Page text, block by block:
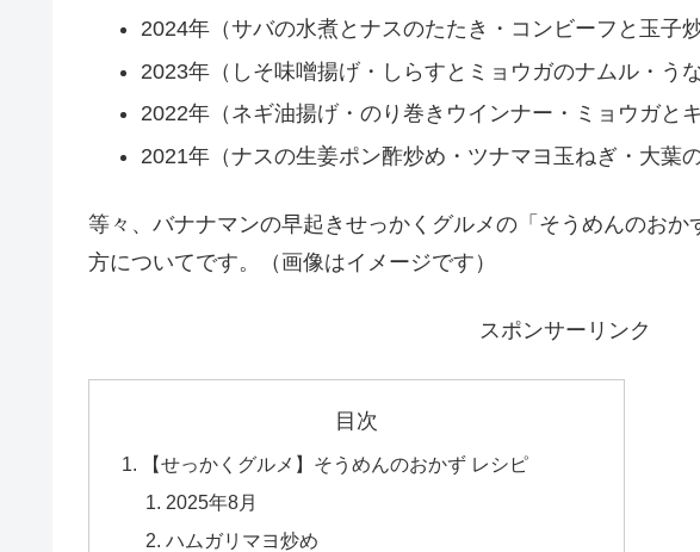
2024年（サバの水煮とナスのたたき・コンビーフと玉子
2023年（しそ味噌揚げ・しらすとミョウガのナムル・う
2022年（ネギ油揚げ・のり巻きウインナー・ミョウガと
2021年（ナスの生姜ポン酢炒め・ツナマヨ玉ねぎ・大葉
等々、バナナマンの早起きせっかくグルメの「そうめんのおか
方についてです。（画像はイメージです）
スポンサーリンク
目次
【せっかくグルメ】そうめんのおかず レシピ
2025年8月
ハムガリマヨ炒め